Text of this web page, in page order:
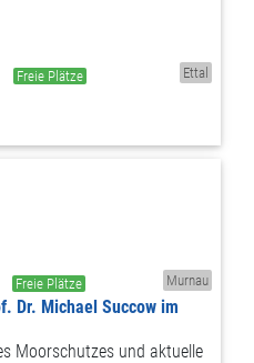
Freie Plätze Ettal
Freie Plätze Murnau
Dr. Michael Succow im
Moorschutzes und aktuelle